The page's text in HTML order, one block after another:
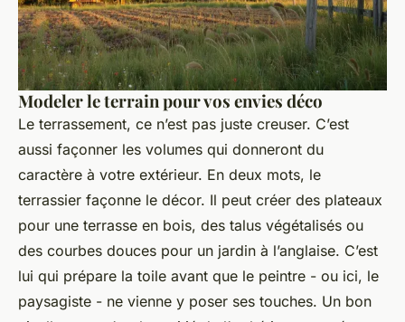
Modeler le terrain pour vos envies déco
Le terrassement, ce n’est pas juste creuser. C’est
aussi façonner les volumes qui donneront du
caractère à votre extérieur. En deux mots, le
terrassier façonne le décor. Il peut créer des plateaux
pour une terrasse en bois, des talus végétalisés ou
des courbes douces pour un jardin à l’anglaise. C’est
lui qui prépare la toile avant que le peintre - ou ici, le
paysagiste - ne vienne y poser ses touches. Un bon